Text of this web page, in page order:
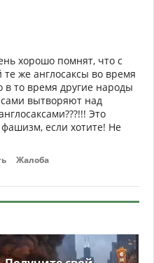
хорошо помнят, что с
же англосаксы во время
то время другие народы
вытворяют над
Это
если хотите! Не
Жалоба